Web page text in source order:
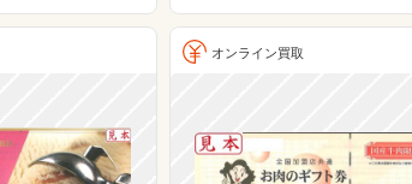
オンライン買取